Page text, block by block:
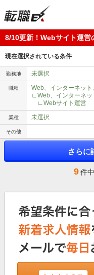
8/10更新！Webサイト運
現在選択されている条件
勤務地 未選択
職種
Web、インターネッ
∟Web、インターネッ
∟Webサイト運営
業種 未選択
その他
さらに
9件中